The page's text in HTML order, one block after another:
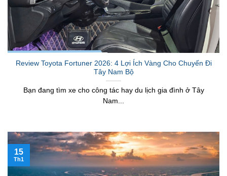
Review Toyota Fortuner 2026: 4 Lợi Ích Vàng Cho Chuyến Đi
Tây Nam Bộ
Bạn đang tìm xe cho công tác hay du lịch gia đình ở Tây
Nam...
15
Th1